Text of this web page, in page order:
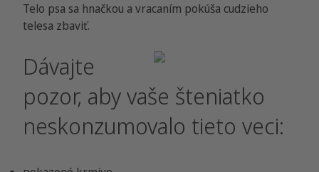
Telo psa sa hnačkou a vracaním pokúša cudzieho
telesa zbaviť.
Dávajte
pozor, aby vaše šteniatko
neskonzumovalo tieto veci: